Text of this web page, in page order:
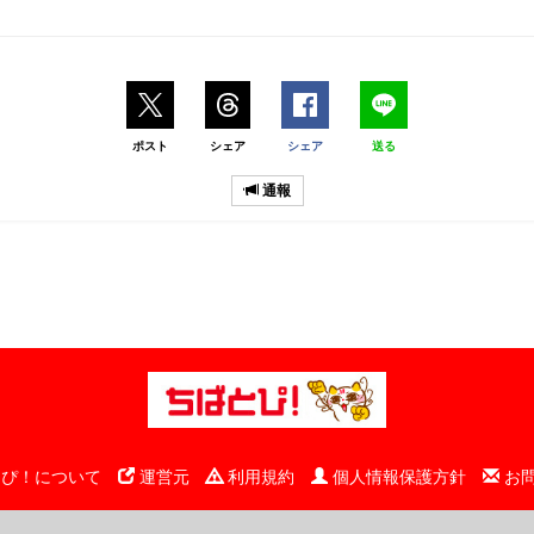
ポスト シェア シェア 送る
通報
！について 運営元 利用規約 個人情報保護方針 お